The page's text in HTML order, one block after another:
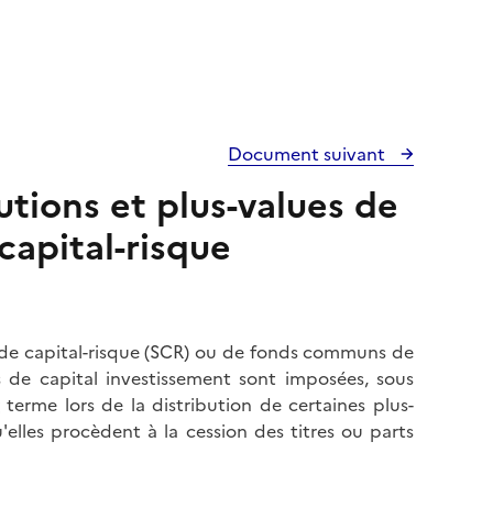
Document suivant
et plus-values de
risque
capital-risque (SCR) ou de fonds communs de
capital investissement sont imposées, sous
lors de la distribution de certaines plus-
procèdent à la cession des titres ou parts